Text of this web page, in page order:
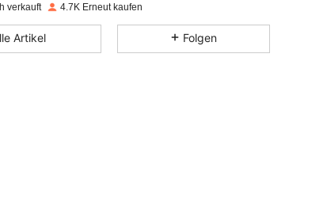
verkauft 4.7K Erneut kaufen
Artikel Folgen